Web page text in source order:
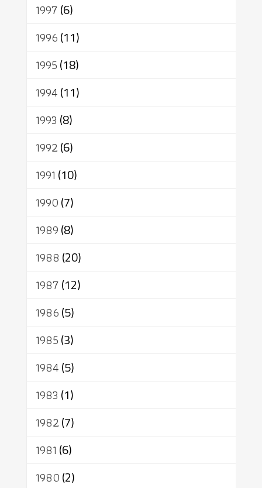
1997(6)
1996(11)
1995(18)
1994(11)
1993 (8)
1992(6)
1991 (10)
1990(7)
1989(8)
1988 (20)
1987(12)
1986(5)
1985(3)
1984(5)
1983 (1)
1982(7)
1981 (6)
1980(2)